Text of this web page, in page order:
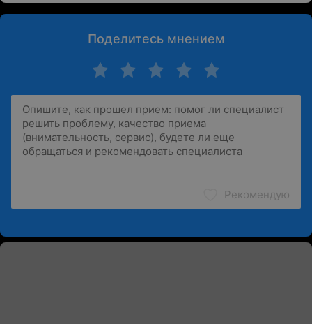
Поделитесь мнением
Рекомендую